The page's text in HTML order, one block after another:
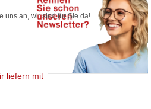
uns an, wir sind für Sie da!
liefern mit